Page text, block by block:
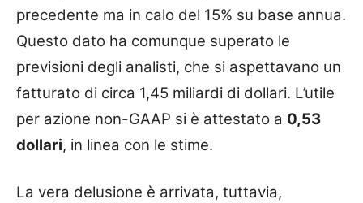
precedente ma in calo del 15% su base annua.
Questo dato ha comunque superato le
previsioni degli analisti, che si aspettavano un
fatturato di circa 1,45 miliardi di dollari. L’utile
per azione non-GAAP si è attestato a 0,53
dollari, in linea con le stime.
La vera delusione è arrivata, tuttavia,